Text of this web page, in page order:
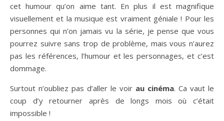
cet humour qu’on aime tant. En plus il est magnifique
visuellement et la musique est vraiment géniale ! Pour les
personnes qui n’on jamais vu la série, je pense que vous
pourrez suivre sans trop de problème, mais vous n’aurez
pas les références, l’humour et les personnages, et c’est
dommage.
Surtout n’oubliez pas d’aller le voir au cinéma. Ca vaut le
coup d’y retourner après de longs mois où c’était
impossible !